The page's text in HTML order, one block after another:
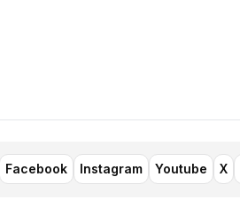
Facebook Instagram Youtube X